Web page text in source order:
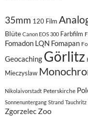
35mm 120 Film
Blüte Canon EOS 300 Farbfilm
Fomadon LQN Fomapan
Geocaching Görlitz
Mieczyslaw
Nikolaivorstadt Peterskirche
Sonnenuntergang Strand Tauchritz
Zgorzelec Zoo